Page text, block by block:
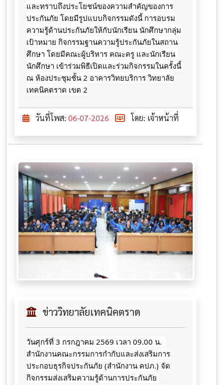
และทราบถึงประโยชน์ของความสำคัญของการ
ประกันภัย โดยมีรูปแบบกิจกรรมดังนี้ การอบรม
ความรู้ด้านประกันภัยให้กับนักเรียน นักศึกษากลุ่ม
เป้าหมาย กิจกรรมฐานความรู้ประกันภัยในสถาน
ศึกษา โดยมีคณะผู้บริหาร คณะครู และนักเรียน
นักศึกษา เข้าร่วมพิธีเปิดและร่วมกิจกรรมในครั้งนี้
ณ ห้องประชุมชั้น 2 อาคารวิทยบริการ วิทยาลัย
เทคนิคตราด เขต 2
วันที่โพส: 06-07-2026 โดย: เจ้าหน้าที่
ข่าววิทยาลัยเทคนิคตราด
วันศุกร์ที่ 3 กรกฎาคม 2569 เวลา 09.00 น.
สำนักงานคณะกรรมการกำกับและส่งเสริมการ
ประกอบธุรกิจประกันภัย (สำนักงาน คปภ.) จัด
กิจกรรมส่งเสริมความรู้ด้านการประกันภัย